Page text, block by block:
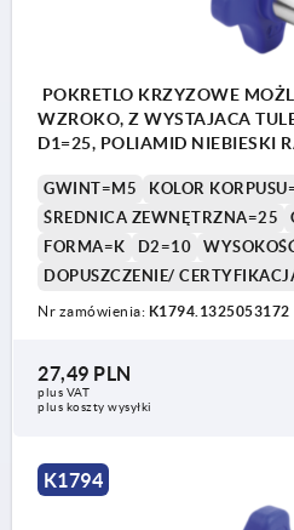
Forma K: tuleja gwintowana
Forma L: gwint zewnętrzny
POKRETLO KRZYZOWE
WZROKO, Z WYSTAJACA
D1=25, POLIAMID NIEBIESKI
GWINT=M5
KOLOR
ŚREDNICA ZEWNĘTRZNA=25
FORMA=K
D2=10
DOPUSZCZENIE/
Nr zamówienia: K1794.1325053172
27,49 PLN
plus VAT
plus koszty wysyłki
K1794